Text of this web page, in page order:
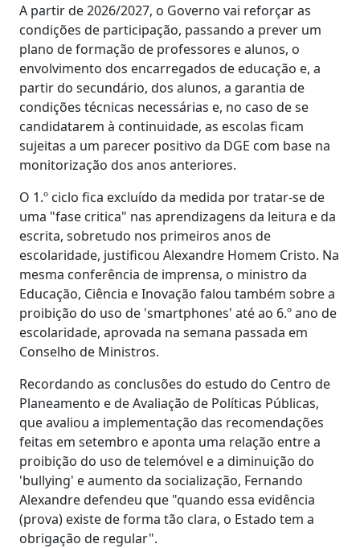
A partir de 2026/2027, o Governo vai reforçar as
condições de participação, passando a prever um
plano de formação de professores e alunos, o
envolvimento dos encarregados de educação e, a
partir do secundário, dos alunos, a garantia de
condições técnicas necessárias e, no caso de se
candidatarem à continuidade, as escolas ficam
sujeitas a um parecer positivo da DGE com base na
monitorização dos anos anteriores.
O 1.º ciclo fica excluído da medida por tratar-se de
uma "fase critica" nas aprendizagens da leitura e da
escrita, sobretudo nos primeiros anos de
escolaridade, justificou Alexandre Homem Cristo. Na
mesma conferência de imprensa, o ministro da
Educação, Ciência e Inovação falou também sobre a
proibição do uso de 'smartphones' até ao 6.º ano de
escolaridade, aprovada na semana passada em
Conselho de Ministros.
Recordando as conclusões do estudo do Centro de
Planeamento e de Avaliação de Políticas Públicas,
que avaliou a implementação das recomendações
feitas em setembro e aponta uma relação entre a
proibição do uso de telemóvel e a diminuição do
'bullying' e aumento da socialização, Fernando
Alexandre defendeu que "quando essa evidência
(prova) existe de forma tão clara, o Estado tem a
obrigação de regular".